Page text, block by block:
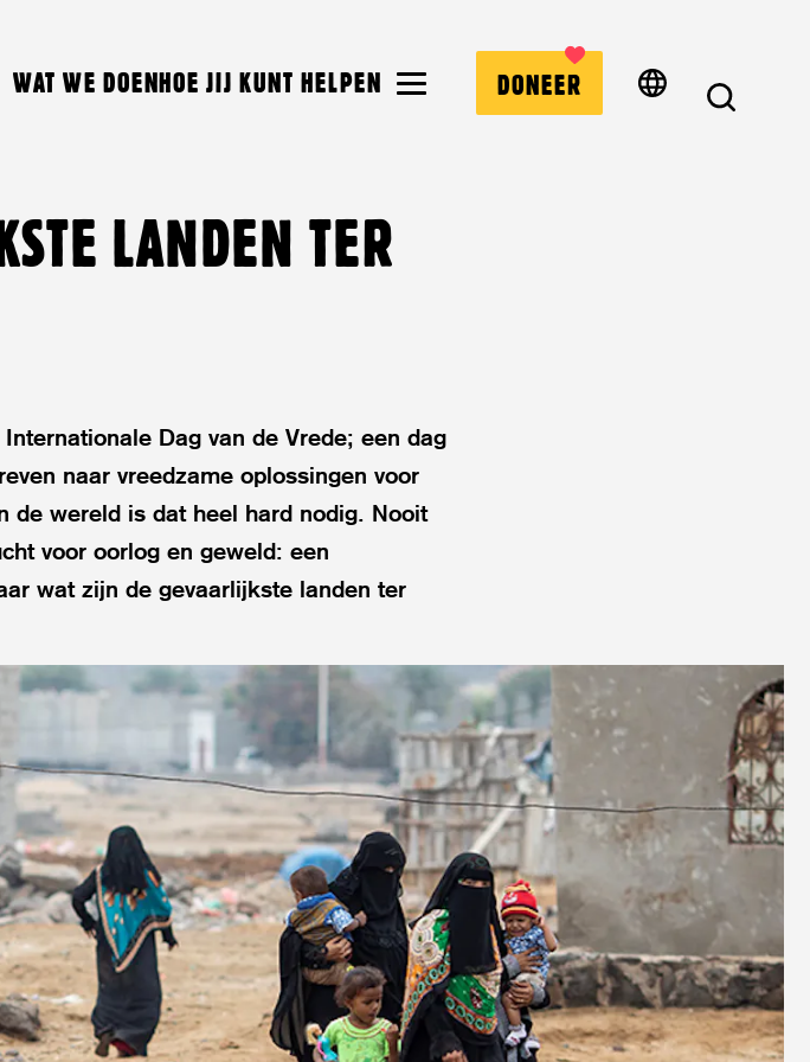
WAT WE DOENHOE JIJ KUNT HELPEN DONEER
ZOEK
LANDEN TER
Dag van de Vrede; een dag
naar vreedzame oplossingen voor
de wereld is dat heel hard nodig. Nooit
voor oorlog en geweld: een
wat zijn de gevaarlijkste landen ter